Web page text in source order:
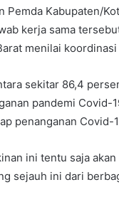
Pemda Kabupaten/
kerja sama
menilai
sekitar 86,4
pandemi Covid-
penanganan Covid-
ini tentu saja
sejauh ini dari